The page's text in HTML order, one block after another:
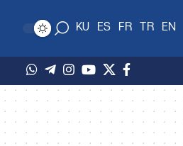
EN
TR
FR
ES
KU